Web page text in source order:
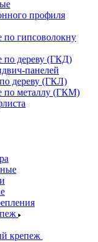
профиля
гипсоволокну
по дереву (ГКД)
панелей
дереву (ГКЛ)
по металлу (ГКМ)
крепеж